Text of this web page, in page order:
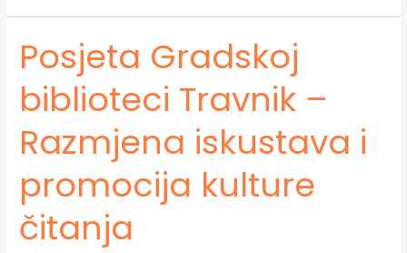
knjige
Bosne“
prof.
dr.
Senadina
Lavića
Posjeta Gradskoj
biblioteci Travnik –
Razmjena iskustava i
promocija kulture
čitanja